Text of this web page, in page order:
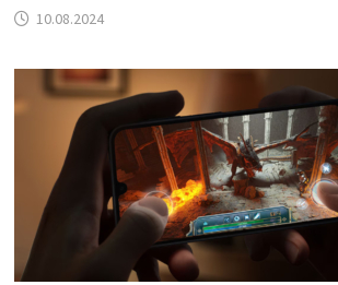
10.08.2024